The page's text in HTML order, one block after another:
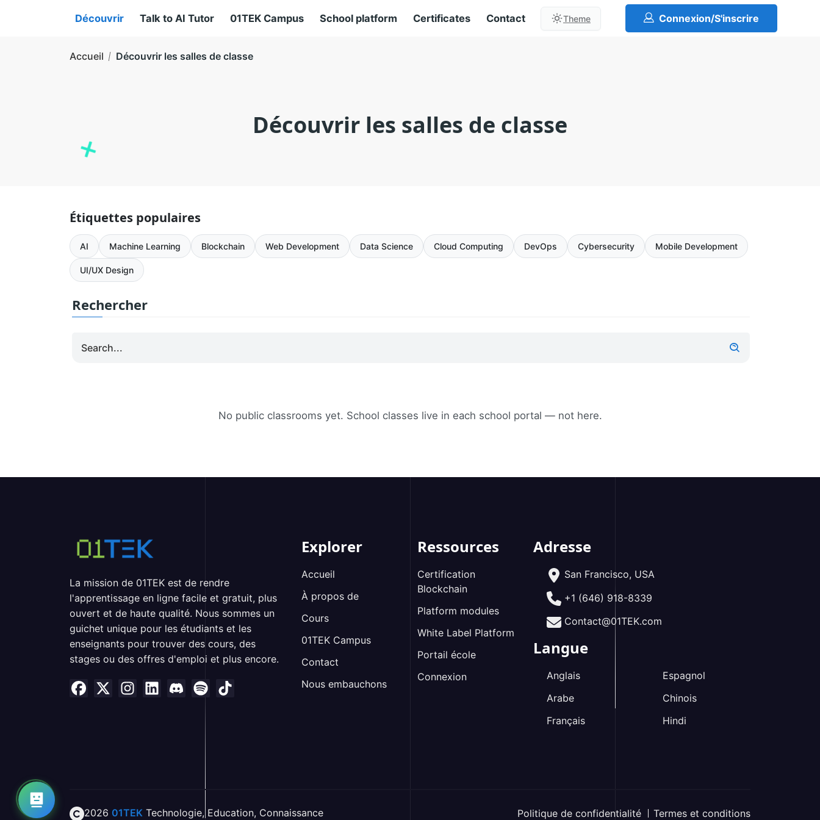
Découvrir Talk to AI Tutor 01TEK Campus School platform Certificates Contact Theme Connexion/S'inscrire
Accueil Découvrir les salles de classe
Découvrir les salles de classe
Étiquettes populaires
AI Machine Learning Blockchain Web Development Data Science Cloud Computing DevOps Cybersecurity Mobile Development
UI/UX Design
Rechercher
No public classrooms yet. School classes live in each school portal — not here.
La mission de 01TEK est de rendre
l'apprentissage en ligne facile et gratuit, plus
ouvert et de haute qualité. Nous sommes un
guichet unique pour les étudiants et les
enseignants pour trouver des cours, des
stages ou des offres d'emploi et plus encore.
Explorer
Accueil
À propos de
Cours
01TEK Campus
Contact
Nous embauchons
Ressources
Certification
Blockchain
Platform modules
White Label Platform
Portail école
Connexion
Adresse
San Francisco, USA
+1 (646) 918-8339
Contact@01TEK.com
Langue
Anglais
Arabe
Français
Espagnol
Chinois
Hindi
2026 01TEK Technologie, Education, Connaissance Politique de confidentialité Termes et conditions